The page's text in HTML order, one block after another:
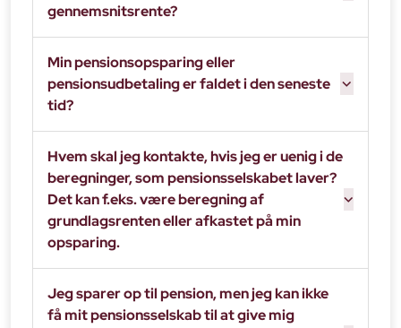
gennemsnitsrente?
Min pensionsopsparing eller
pensionsudbetaling er faldet i den seneste
tid?
Hvem skal jeg kontakte, hvis jeg er uenig i de
beregninger, som pensionsselskabet laver?
Det kan f.eks. være beregning af
grundlagsrenten eller afkastet på min
opsparing.
Jeg sparer op til pension, men jeg kan ikke
få mit pensionsselskab til at give mig